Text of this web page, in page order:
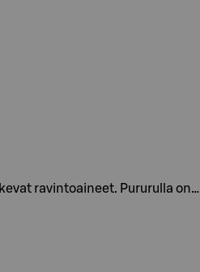
ravintoaineet. Pururulla on…